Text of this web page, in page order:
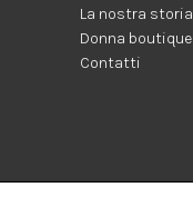
La nostra storia
Donna boutique
Contatti